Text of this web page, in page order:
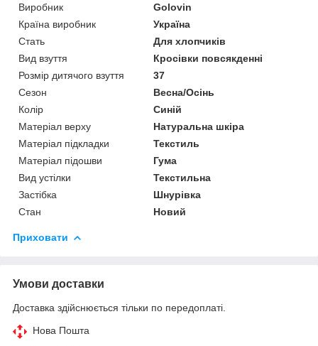
Виробник
Golovin
Країна виробник
Україна
Стать
Для хлопчиків
Вид взуття
Кросівки повсякденні
Розмір дитячого взуття
37
Сезон
Весна/Осінь
Колір
Синій
Матеріал верху
Натуральна шкіра
Матеріал підкладки
Текстиль
Матеріал підошви
Гума
Вид устілки
Текстильна
Застібка
Шнурівка
Стан
Новий
Приховати
Умови доставки
Доставка здійснюється тільки по передоплаті.
Нова Пошта